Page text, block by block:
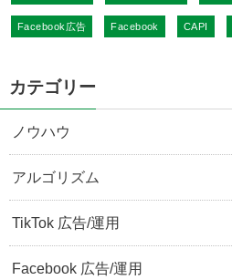
Facebook広告 Facebook CAPI
カテゴリー
ノウハウ
アルゴリズム
TikTok 広告/運用
Facebook 広告/運用